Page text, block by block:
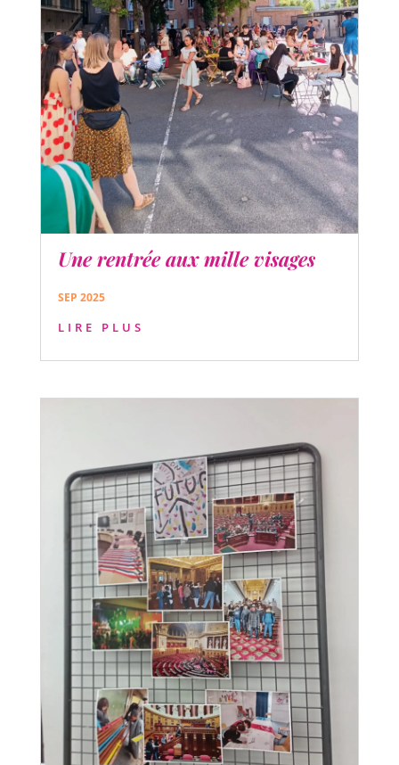
Une rentrée aux mille visages
SEP 2025
LIRE PLUS